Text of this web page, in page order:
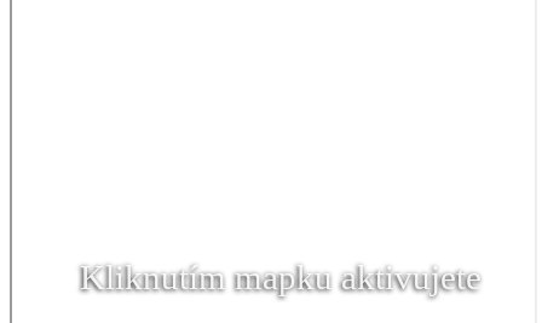
Kliknutím mapku aktivujete